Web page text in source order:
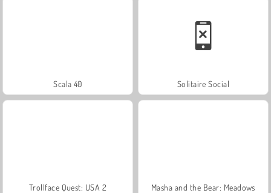
Scala 40 Solitaire Social
Trollface Quest: USA 2 Masha and the Bear: Meadows